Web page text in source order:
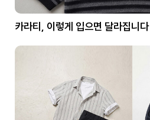
카라티, 이렇게 입으면 달라집니다